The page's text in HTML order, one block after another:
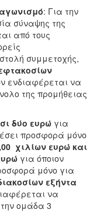
: Για την
σύναψης της
από τους
συμμετοχής,
ενδιαφέρεται να
της προμήθειας
δύο ευρώ για
προσφορά μόνο
χιλίων ευρώ και
για όποιον
μόνο για
εξήντα
να
ομάδα 3